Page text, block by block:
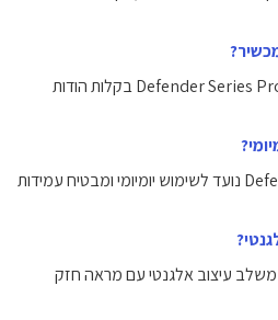
כן, ניתן להסיר ולהחזיר את כיסוי Defender Series Pro בקלות הודות
בהחלט, כיסוי Defender Series Pro נועד לשימוש יומיומי ומבטיח עמידות
כן, כיסוי Defender Series Pro משלב עיצוב אלגנטי עם מראה חזק